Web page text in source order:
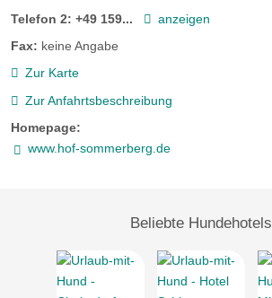
Telefon 2: +49 159...
anzeigen
Fax: keine Angabe
Zur Karte
Zur Anfahrtsbeschreibung
Homepage:
www.hof-sommerberg.de
Beliebte Hundehotels